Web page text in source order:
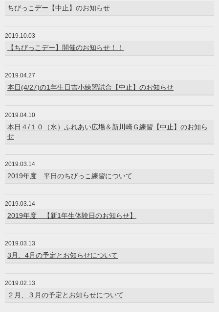
ちびっこデー【中止】のお知らせ
2019.10.03
【ちびっこデー】開催のお知らせ！！
2019.04.27
本日(4/27)の1年生日吉小練習試合【中止】のお知らせ
2019.04.10
本日４/１０（水）ふれあい広場＆新川崎Ｇ練習【中止】のお知ら
せ
2019.03.14
2019年度 平日のちびっこ練習について
2019.03.14
2019年度 【新1年生体験日のお知らせ】
2019.03.13
3月、4月の予定とお知らせについて
2019.02.13
２月、３月の予定とお知らせについて